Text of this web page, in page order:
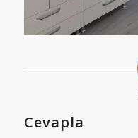
Cevapla